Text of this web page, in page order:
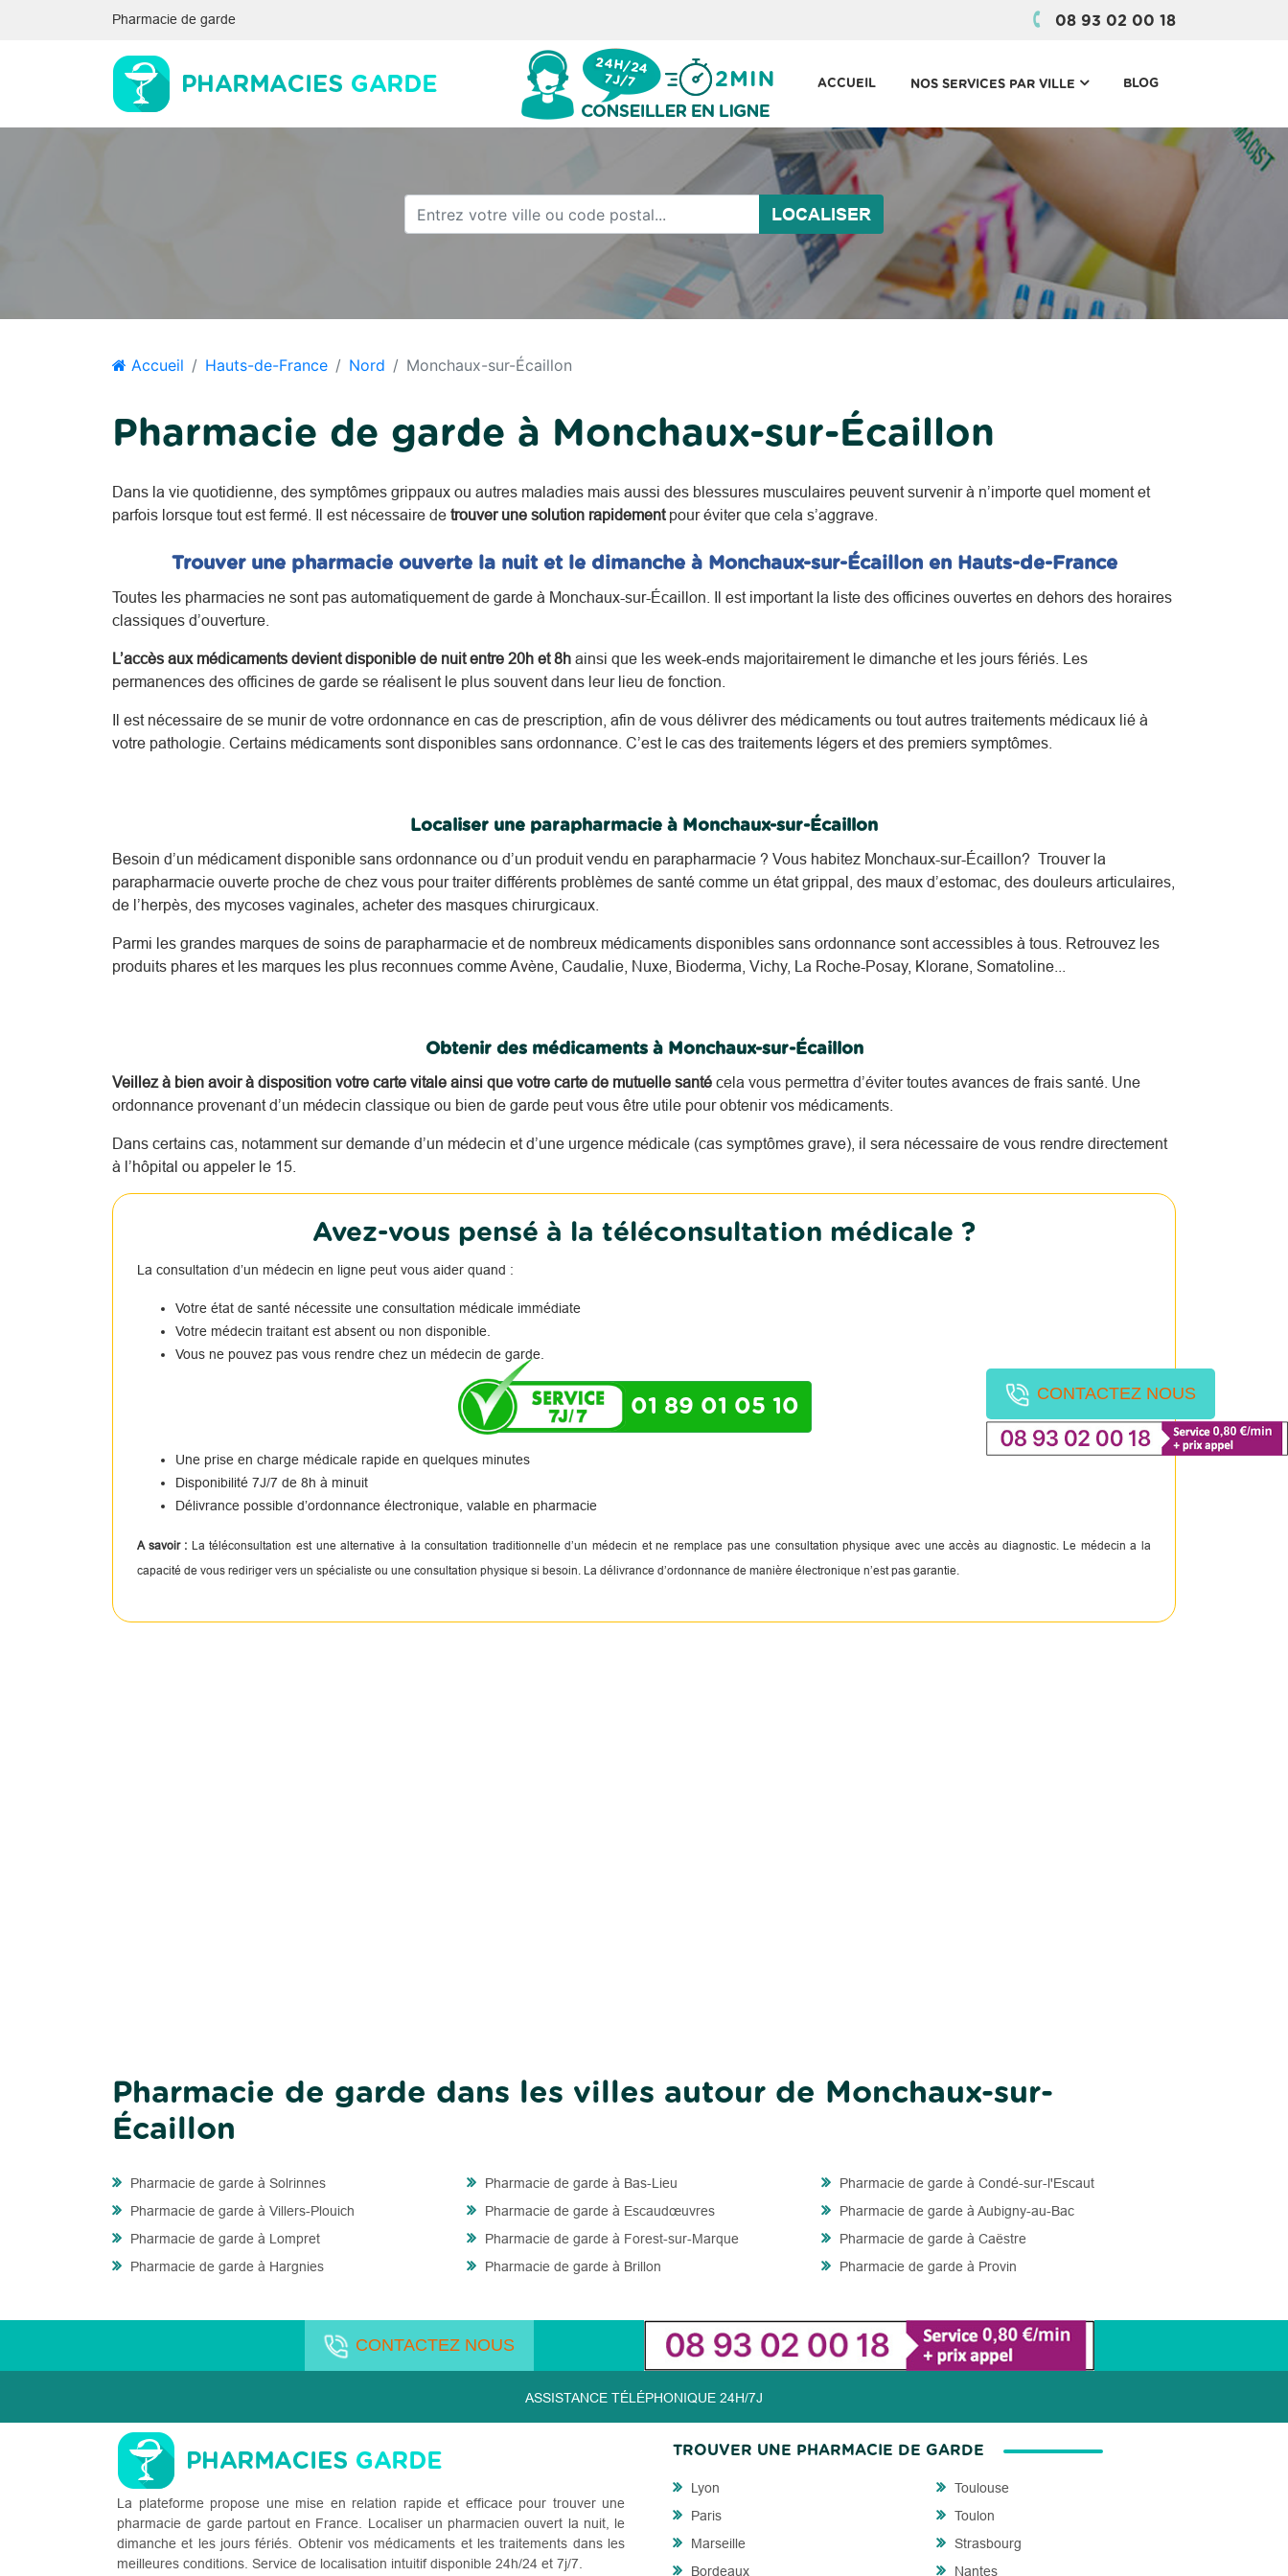
Pharmacie de garde 08 93 02 00 18
CONTACTEZ NOUS
ACCUEIL NOS SERVICES PAR VILLE (CURRENT)
BLOG
LOCALISER
Accueil Hauts-de-France Nord Monchaux-sur-Écaillon
Pharmacie de garde à Monchaux-sur-Écaillon
Dans la vie quotidienne, des symptômes grippaux ou autres maladies mais aussi des blessures musculaires peuvent survenir à n’importe quel moment et
parfois lorsque tout est fermé. Il est nécessaire de trouver une solution rapidementpour éviter que cela s’aggrave.
Trouver une pharmacie ouverte la nuit et le dimanche à Monchaux-sur-Écaillon en Hauts-de-France
Toutes les pharmacies ne sont pas automatiquement de garde à Monchaux-sur-Écaillon. Il est important la liste des officines ouvertes en dehors des horaires
classiques d’ouverture.
L’accès aux médicaments devient disponible de nuit entre 20h et 8h ainsi que les week-ends majoritairement le dimanche et les jours fériés. Les
permanences des officines de garde se réalisent le plus souvent dans leur lieu de fonction.
Il est nécessaire de se munir de votre ordonnance en cas de prescription, afin de vous délivrer des médicaments ou tout autres traitements médicaux lié à
votre pathologie. Certains médicaments sont disponibles sans ordonnance. C’est le cas des traitements légers et des premiers symptômes.
Localiser une parapharmacie à Monchaux-sur-Écaillon
Besoin d’un médicament disponible sans ordonnance ou d’un produit vendu en parapharmacie ? Vous habitez Monchaux-sur-Écaillon? Trouver la
parapharmacie ouverte proche de chez vous pour traiter différents problèmes de santé comme un état grippal, des maux d’estomac, des douleurs articulaires,
de l’herpès, des mycoses vaginales, acheter des masques chirurgicaux.
Parmi les grandes marques de soins de parapharmacie et de nombreux médicaments disponibles sans ordonnance sont accessibles à tous. Retrouvez les
produits phares et les marques les plus reconnues comme Avène, Caudalie, Nuxe, Bioderma, Vichy, La Roche-Posay, Klorane, Somatoline...
Obtenir des médicaments à Monchaux-sur-Écaillon
Veillez à bien avoir à disposition votre carte vitale ainsi que votre carte de mutuelle santé cela vous permettra d’éviter toutes avances de frais santé. Une
ordonnance provenant d’un médecin classique ou bien de garde peut vous être utile pour obtenir vos médicaments.
Dans certains cas, notamment sur demande d’un médecin et d’une urgence médicale (cas symptômes grave), il sera nécessaire de vous rendre directement
à l’hôpital ou appeler le 15.
Avez-vous pensé à la téléconsultation médicale ?
La consultation d’un médecin en ligne peut vous aider quand :
Votre état de santé nécessite une consultation médicale immédiate
Votre médecin traitant est absent ou non disponible.
Vous ne pouvez pas vous rendre chez un médecin de garde.
01 89 01 05 10
Une prise en charge médicale rapide en quelques minutes
Disponibilité 7J/7 de 8h à minuit
Délivrance possible d’ordonnance électronique, valable en pharmacie
A savoir : La téléconsultation est une alternative à la consultation traditionnelle d’un médecin et ne remplace pas une consultation physique avec une accès au diagnostic. Le médecin a la
capacité de vous rediriger vers un spécialiste ou une consultation physique si besoin. La délivrance d’ordonnance de manière électronique n’est pas garantie.
Pharmacie de garde dans les villes autour de Monchaux-sur-
Écaillon
Pharmacie de garde à Solrinnes
Pharmacie de garde à Villers-Plouich
Pharmacie de garde à Lompret
Pharmacie de garde à Hargnies
Pharmacie de garde à Bas-Lieu
Pharmacie de garde à Escaudœuvres
Pharmacie de garde à Forest-sur-Marque
Pharmacie de garde à Brillon
Pharmacie de garde à Condé-sur-l'Escaut
Pharmacie de garde à Aubigny-au-Bac
Pharmacie de garde à Caëstre
Pharmacie de garde à Provin
CONTACTEZ NOUS
ASSISTANCE TÉLÉPHONIQUE 24H/7J
La plateforme propose une mise en relation rapide et efficace pour trouver une
pharmacie de garde partout en France. Localiser un pharmacien ouvert la nuit, le
dimanche et les jours fériés. Obtenir vos médicaments et les traitements dans les
meilleures conditions. Service de localisation intuitif disponible 24h/24 et 7j/7.
TROUVER UNE PHARMACIE DE GARDE
Lyon
Paris
Marseille
Bordeaux
Toulouse
Toulon
Strasbourg
Nantes